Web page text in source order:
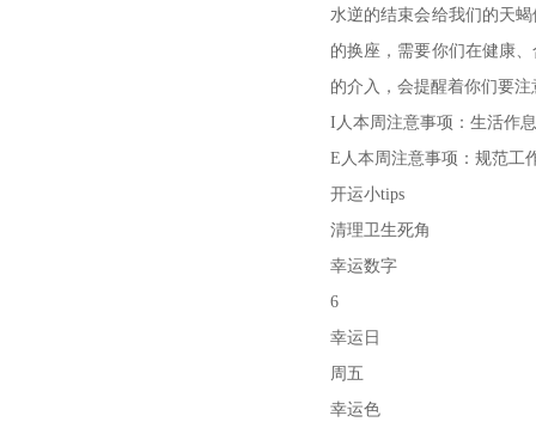
水逆的结束会给我们的天
的换座，需要你们在健康
的介入，会提醒着你们要
I人本周注意事项：生活作
E人本周注意事项：规范工
开运小tips
清理卫生死角
幸运数字
6
幸运日
周五
幸运色